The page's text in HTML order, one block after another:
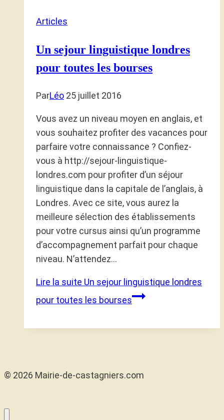
Articles
Un sejour linguistique londres
pour toutes les bourses
ParLéo 25 juillet 2016
Vous avez un niveau moyen en anglais, et
vous souhaitez profiter des vacances pour
parfaire votre connaissance ? Confiez-
vous à http://sejour-linguistique-
londres.com pour profiter d’un séjour
linguistique dans la capitale de l’anglais, à
Londres. Avec ce site, vous aurez la
meilleure sélection des établissements
pour votre cursus ainsi qu’un programme
d’accompagnement parfait pour chaque
niveau. N’attendez…
Lire la suite Un sejour linguistique londres
pour toutes les bourses
© 2026 Mairie-de-castagniers.com